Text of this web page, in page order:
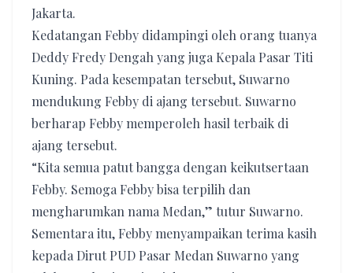
Jakarta.
Kedatangan Febby didampingi oleh orang tuanya
Deddy Fredy Dengah yang juga Kepala Pasar Titi
Kuning. Pada kesempatan tersebut, Suwarno
mendukung Febby di ajang tersebut. Suwarno
berharap Febby memperoleh hasil terbaik di
ajang tersebut.
“Kita semua patut bangga dengan keikutsertaan
Febby. Semoga Febby bisa terpilih dan
mengharumkan nama Medan,” tutur Suwarno.
Sementara itu, Febby menyampaikan terima kasih
kepada Dirut PUD Pasar Medan Suwarno yang